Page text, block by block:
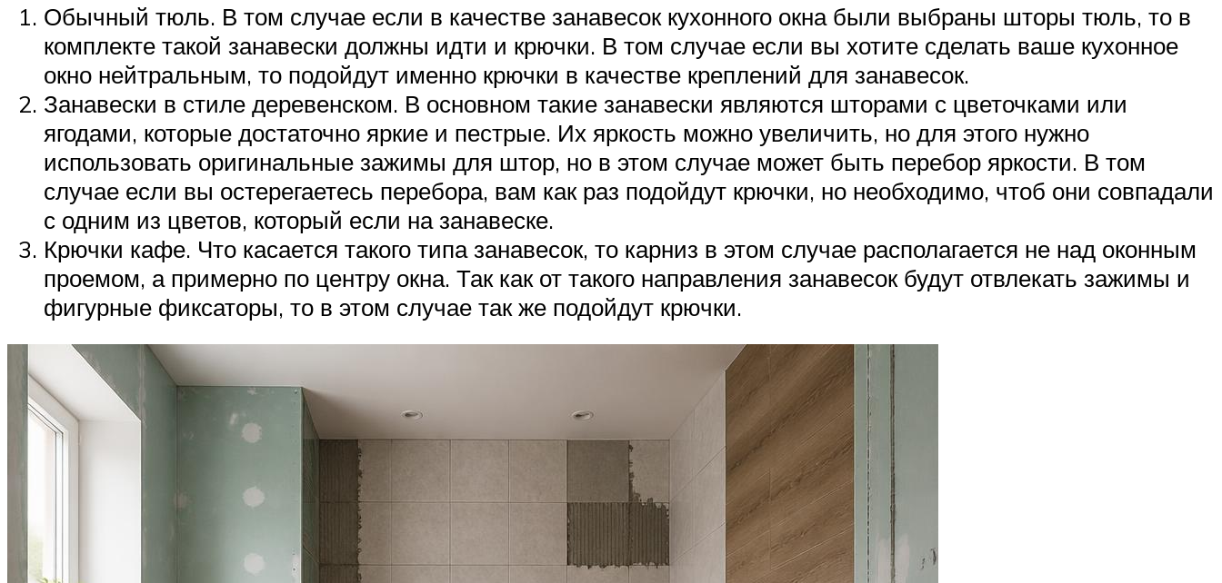
Обычный тюль. В том случае если в качестве занавесок кухонного окна были выбраны шторы тюль, то в
комплекте такой занавески должны идти и крючки. В том случае если вы хотите сделать ваше кухонное
окно нейтральным, то подойдут именно крючки в качестве креплений для занавесок.
Занавески в стиле деревенском. В основном такие занавески являются шторами с цветочками или
ягодами, которые достаточно яркие и пестрые. Их яркость можно увеличить, но для этого нужно
использовать оригинальные зажимы для штор, но в этом случае может быть перебор яркости. В том
случае если вы остерегаетесь перебора, вам как раз подойдут крючки, но необходимо, чтоб они совпадали
с одним из цветов, который если на занавеске.
Крючки кафе. Что касается такого типа занавесок, то карниз в этом случае располагается не над оконным
проемом, а примерно по центру окна. Так как от такого направления занавесок будут отвлекать зажимы и
фигурные фиксаторы, то в этом случае так же подойдут крючки.